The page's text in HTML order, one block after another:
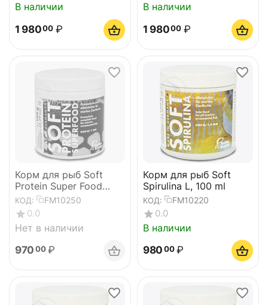
В наличии
1 98000 ₽
В наличии
1 98000 ₽
Корм для рыб Soft
Protein Super Food
M,100 ml
КОД: FM10250
0.0
Нет в наличии
970 00 ₽
Корм для рыб Soft
Spirulina L, 100 ml
КОД: FM10220
0.0
В наличии
980 00 ₽